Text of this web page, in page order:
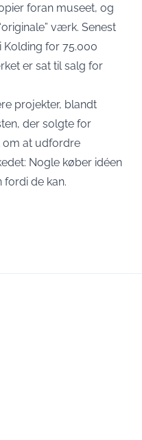
foran museet, og
værk. Senest
Kolding for 75.000
er sat til salg for
projekter, blandt
der solgte for
om at udfordre
Nogle køber idéen
de kan.